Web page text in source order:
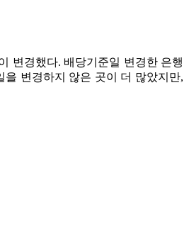
변경했다. 배당기준일 변경한 은행
변경하지 않은 곳이 더 많았지만,